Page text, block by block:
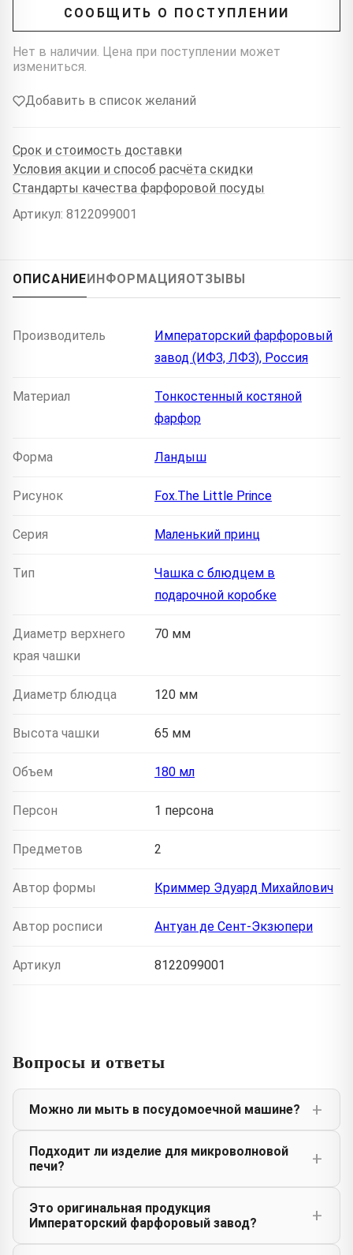
СООБЩИТЬ О ПОСТУПЛЕНИИ
Нет в наличии. Цена при поступлении может
измениться.
Добавить в список желаний
Срок и стоимость доставки
Условия акции и способ расчёта скидки
Стандарты качества фарфоровой посуды
Артикул: 8122099001
ОПИСАНИЕИНФОРМАЦИЯОТЗЫВЫ
Производитель
Императорский фарфоровый
завод (ИФЗ, ЛФЗ), Россия
Материал
Тонкостенный костяной
фарфор
Форма Ландыш
Рисунок Fox.The Little Prince
Серия Маленький принц
Тип
Чашка с блюдцем в
подарочной коробке
Диаметр верхнего
края чашки
70 мм
Диаметр блюдца 120 мм
Высота чашки 65 мм
Объем 180 мл
Персон 1 персона
Предметов 2
Автор формы Криммер Эдуард Михайлович
Автор росписи Антуан де Сент-Экзюпери
Артикул 8122099001
Вопросы и ответы
Можно ли мыть в посудомоечной машине?
Подходит ли изделие для микроволновой
печи?
Это оригинальная продукция
Императорский фарфоровый завод?